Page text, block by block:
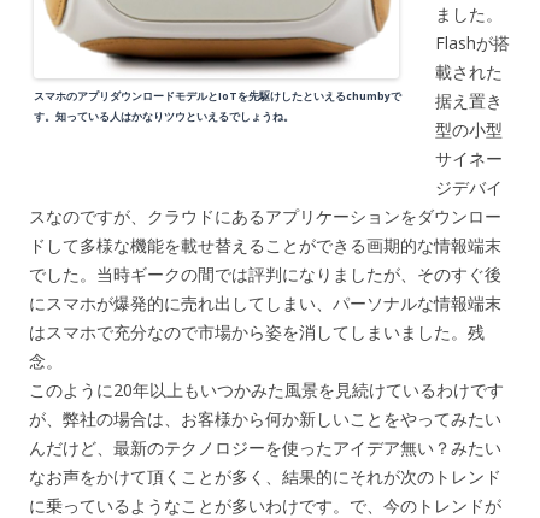
スマホのアプリダウンロードモデルとIoTを先駆けしたといえるchumbyで
す。知っている人はかなりツウといえるでしょうね。
ました。
Flashが搭
載された
据え置き
型の小型
サイネー
ジデバイ
スなのですが、クラウドにあるアプリケーションをダウンロー
ドして多様な機能を載せ替えることができる画期的な情報端末
でした。当時ギークの間では評判になりましたが、そのすぐ後
にスマホが爆発的に売れ出してしまい、パーソナルな情報端末
はスマホで充分なので市場から姿を消してしまいました。残
念。
このように20年以上もいつかみた風景を見続けているわけです
が、弊社の場合は、お客様から何か新しいことをやってみたい
んだけど、最新のテクノロジーを使ったアイデア無い？みたい
なお声をかけて頂くことが多く、結果的にそれが次のトレンド
に乗っているようなことが多いわけです。で、今のトレンドが